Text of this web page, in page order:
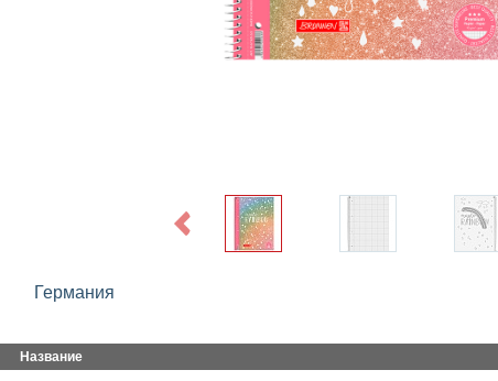
Previous
Германия
Название